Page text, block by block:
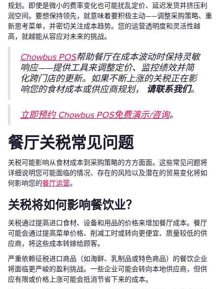
规划。即使是微小的费率变化也可能扰乱定价、延迟发货并挤压利
润空间。要想保持领先，就意味着要积极主动——调整采购策略、重
新思考菜单，并密切关注成本趋势。您的运营透明度和灵活性越
高，就越能从容应对未来的挑战。
Chowbus POS帮助餐厅在成本波动时保持灵敏
响应——提供工具来调整定价、监控绩效并简
化跨门店的更新。如果不断上涨的关税正在影
响您的食材成本或供应商规划， 请联系我们。
立即预约 Chowbus POS免费演示/咨询。
餐厅关税常见问题
关税可能影响从食材成本到采购策略的方方面面。这些常见问题将
详细说明您可能面临的情况、存在的风险以及潜在的贸易变化将如
何影响您的餐厅运营。
关税将如何影响餐饮业？
关税通过提高进口食材、设备和用品的价格来增加餐厅成本。餐厅
可能会通过提高菜单价格、削减工时或转向更便宜、质量较低的供
应商，将这些成本转嫁给顾客。
严重依赖征税进口商品（如海鲜、乳制品或特色商品）的餐饮企业
将面临更严峻的盈利挑战。一些企业可能会转向本地供应商，但供
应有限或价格上涨可能会抵消节省下来的成本。